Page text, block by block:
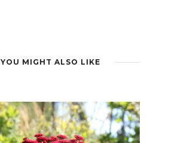
YOU MIGHT ALSO LIKE